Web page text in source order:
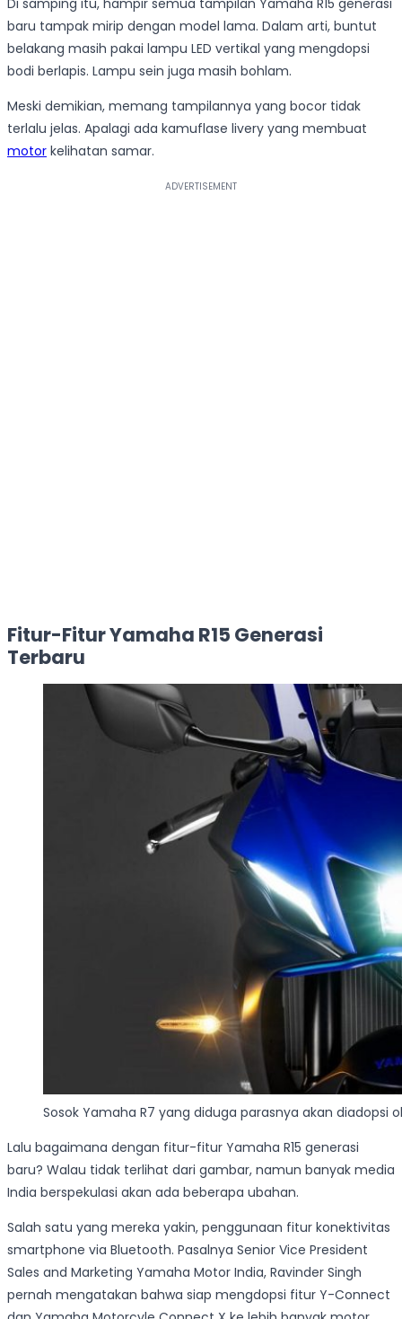
Di samping itu, hampir semua tampilan Yamaha R15 generasi
baru tampak mirip dengan model lama. Dalam arti, buntut
belakang masih pakai lampu LED vertikal yang mengdopsi
bodi berlapis. Lampu sein juga masih bohlam.
Meski demikian, memang tampilannya yang bocor tidak
terlalu jelas. Apalagi ada kamuflase livery yang membuat
motor kelihatan samar.
Fitur-Fitur Yamaha R15 Generasi
Terbaru
Sosok Yamaha R7 yang diduga parasnya akan diadopsi
Lalu bagaimana dengan fitur-fitur Yamaha R15 generasi
baru? Walau tidak terlihat dari gambar, namun banyak media
India berspekulasi akan ada beberapa ubahan.
Salah satu yang mereka yakin, penggunaan fitur konektivitas
smartphone via Bluetooth. Pasalnya Senior Vice President
Sales and Marketing Yamaha Motor India, Ravinder Singh
pernah mengatakan bahwa siap mengdopsi fitur Y-Connect